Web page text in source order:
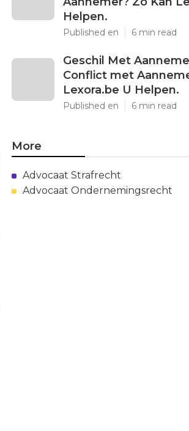
Helpen.
Published en 6 min read
Geschil Met
Conflict met
Lexora.be U Helpen.
Published en 6 min read
More
Advocaat Strafrecht
Advocaat Ondernemingsrecht